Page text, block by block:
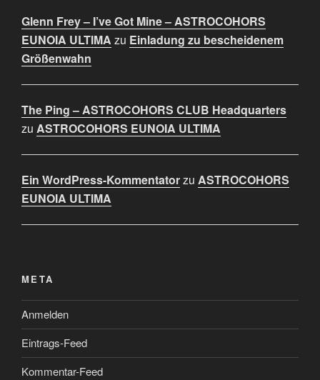
Glenn Frey – I’ve Got Mine – ASTROCOHORS
EUNOIA ULTIMA zu Einladung zu bescheidenem
Größenwahn
The Ping – ASTROCOHORS CLUB Headquarters
zu ASTROCOHORS EUNOIA ULTIMA
Ein WordPress-Kommentatorzu ASTROCOHORS
EUNOIA ULTIMA
META
Anmelden
Eintrags-Feed
Kommentar-Feed